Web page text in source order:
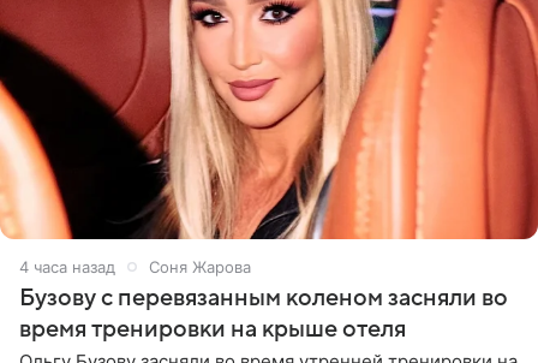
4 часа назад Соня Жарова
Бузову с перевязанным коленом засняли во
время тренировки на крыше отеля